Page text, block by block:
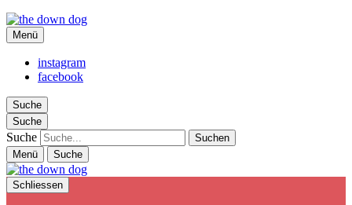
the down dog
Christina Ilchman
Menü
instagram
facebook
Suche
Suche
Suche
Menü Suche
Schliessen